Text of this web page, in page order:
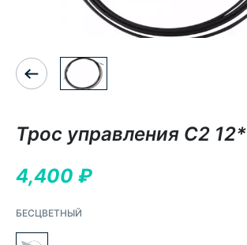
Трос управления С2 12*
4,400 ₽
БЕСЦВЕТНЫЙ